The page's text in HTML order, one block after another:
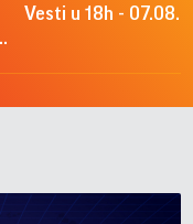
Vesti u 18h -